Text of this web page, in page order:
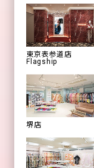
東京表参道店
Flagship
堺店